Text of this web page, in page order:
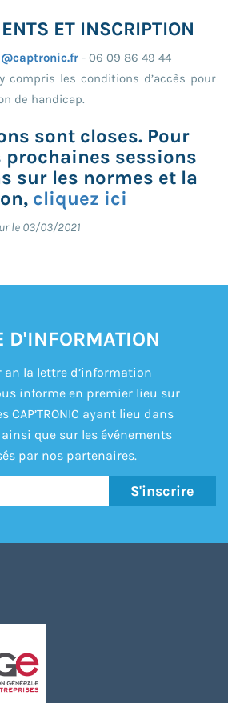
ET INSCRIPTION
- 06 09 86 49 44
compris les conditions d’accès pour
de handicap.
sont closes. Pour
sessions
sur les normes et la
cliquez ici
le 03/03/2021
D'INFORMATION
an la lettre d’information
informe en premier lieu sur
CAP’TRONIC ayant lieu dans
que sur les événements
par nos partenaires.
S'inscrire